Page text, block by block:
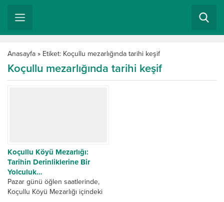
Anasayfa » Etiket: Koçullu mezarlığında tarihi keşif
Koçullu mezarlığında tarihi keşif
Koçullu Köyü Mezarlığı:
Tarihin Derinliklerine Bir
Yolculuk…
Pazar günü öğlen saatlerinde,
Koçullu Köyü Mezarlığı içindeki